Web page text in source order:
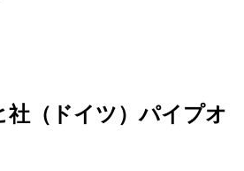
社（ドイツ）パイプオ